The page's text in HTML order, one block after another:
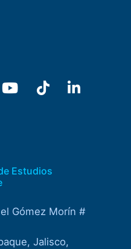
Estudios
Gómez Morín #
Jalisco,